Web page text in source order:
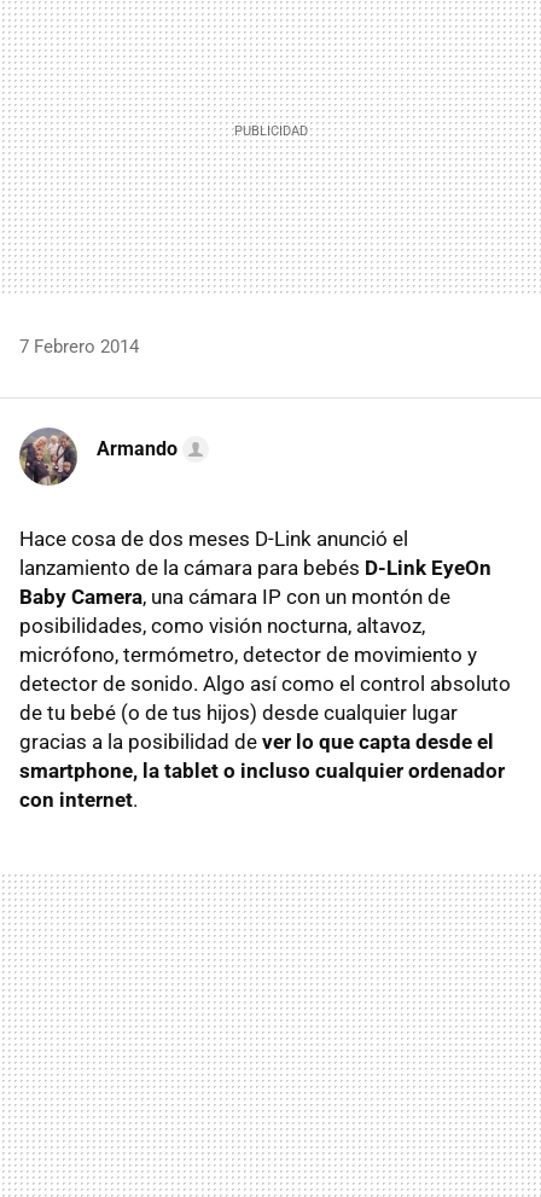
7 Febrero 2014
Armando
Hace cosa de dos meses D-Link anunció el
lanzamiento de la cámara para bebés D-Link EyeOn
Baby Camera, una cámara IP con un montón de
posibilidades, como visión nocturna, altavoz,
micrófono, termómetro, detector de movimiento y
detector de sonido. Algo así como el control absoluto
de tu bebé (o de tus hijos) desde cualquier lugar
gracias a la posibilidad de ver lo que capta desde el
smartphone, la tablet o incluso cualquier ordenador
con internet.